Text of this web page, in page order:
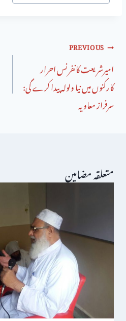
PREVIOUS
امیرشریعت کانفرنس احرار
کارکنوں میں نیا ولولہ پیدا کرے گی:
سرفراز معاویہ
متعلقہ مضامین